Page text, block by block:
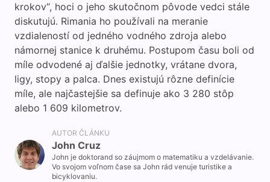
krokov“, hoci o jeho skutočnom pôvode vedci stále
diskutujú. Rimania ho používali na meranie
vzdialeností od jedného vodného zdroja alebo
námornej stanice k druhému. Postupom času boli od
míle odvodené aj ďalšie jednotky, vrátane dvora,
ligy, stopy a palca. Dnes existujú rôzne definície
míle, ale najčastejšie sa definuje ako 3 280 stôp
alebo 1 609 kilometrov.
AUTOR ČLÁNKU
John Cruz
John je doktorand so záujmom o matematiku a vzdelávanie.
Vo svojom voľnom čase sa John rád venuje turistike a
bicyklovaniu.